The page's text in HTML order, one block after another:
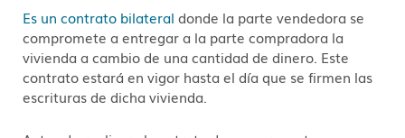
Es un contrato bilateral donde la parte vendedora se
compromete a entregar a la parte compradora la
vivienda a cambio de una cantidad de dinero. Este
contrato estará en vigor hasta el día que se firmen las
escrituras de dicha vivienda.